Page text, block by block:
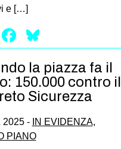
e […]
Mastodon
Facebook
la piazza fa il
150.000 contro il
Sicurezza
2025 - IN EVIDENZA,
PIANO